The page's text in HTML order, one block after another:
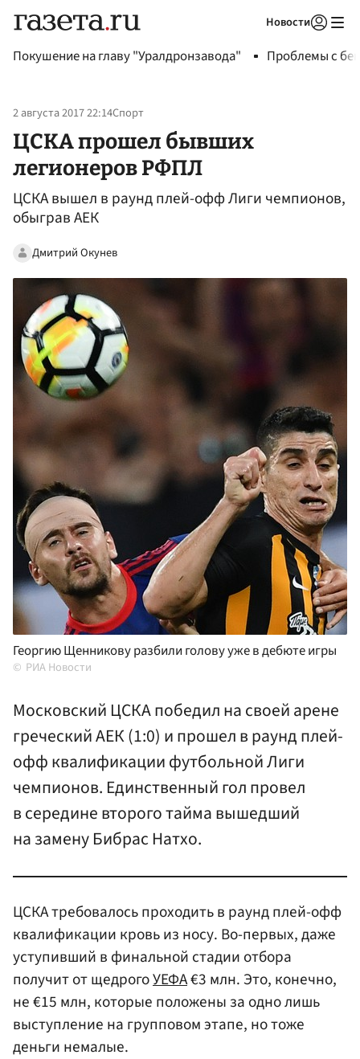
Новости
Покушение на главу "Уралдронзавода" Проблемы с
2 августа 2017 22:14Спорт
ЦСКА прошел бывших
легионеров РФПЛ
ЦСКА вышел в раунд плей-офф Лиги чемпионов,
обыграв АЕК
Дмитрий Окунев
Георгию Щенникову разбили голову уже в дебюте игры
РИА Новости
Московский ЦСКА победил на своей арене
греческий АЕК (1:0) и прошел в раунд плей-
офф квалификации футбольной Лиги
чемпионов. Единственный гол провел
в середине второго тайма вышедший
на замену Бибрас Натхо.
ЦСКА требовалось проходить в раунд плей-офф
квалификации кровь из носу. Во-первых, даже
уступивший в финальной стадии отбора
получит от щедрогоУЕФА€3 млн. Это, конечно,
не €15 млн, которые положены за одно лишь
выступление на групповом этапе, но тоже
деньги немалые.